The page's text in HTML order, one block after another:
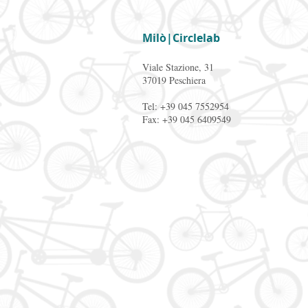
Milò|Circlelab
Viale Stazione, 31
37019 Peschiera
Tel: +39 045 7552954
Fax: +39 045 6409549